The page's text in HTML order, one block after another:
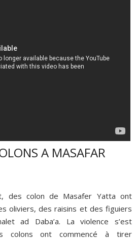
A MASAFAR
des colon de Masafer Yatta ont
oliviers, des raisins et des figuiers
ad Daba’a. La violence s’est
colons ont commencé à tirer